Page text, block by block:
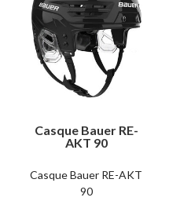
Casque Bauer RE-
AKT 90
Casque Bauer RE-AKT
90